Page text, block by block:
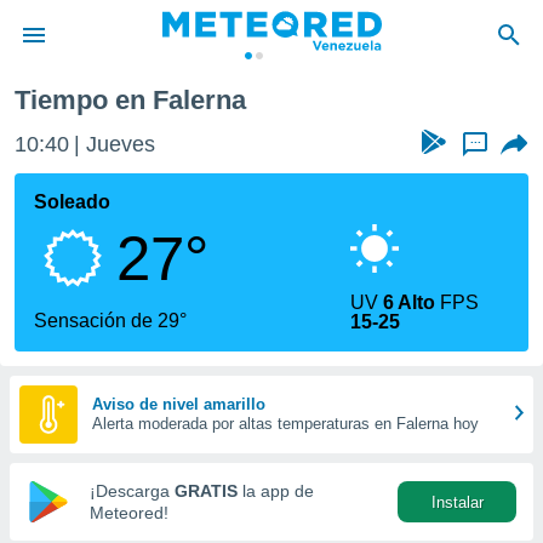
de
ha
calidad.
a este
las
y
forma
digital
basada
Tiempo en Falerna
10:40 Jueves ...
Soleado
27°
Sensación de 29°
UV6 Alto FPS
15-25
Aviso de nivel amarillo
Alerta moderada por altas temperaturas en Falerna hoy
¡Descarga GRATIS la app de
Meteored!
Instalar